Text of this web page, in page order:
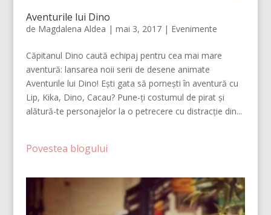
Aventurile lui Dino
de Magdalena Aldea | mai 3, 2017| Evenimente
Căpitanul Dino caută echipaj pentru cea mai mare
aventură: lansarea noii serii de desene animate
Aventurile lui Dino! Ești gata să pornești în aventură cu
Lip, Kika, Dino, Cacau? Pune-ți costumul de pirat și
alătură-te personajelor la o petrecere cu distracție din...
Povestea blogului